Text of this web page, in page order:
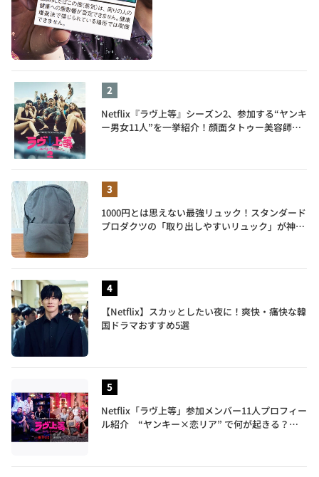
Netflix『ラヴ上等』シーズン2、参加する“ヤンキ
ー男女11人”を一挙紹介！顔面タトゥー美容師、
1000円とは思えない最強リュック！スタンダード
プロダクツの「取り出しやすいリュック」が神す
【Netflix】スカッとしたい夜に！爽快・痛快な韓
国ドラマおすすめ5選
Netflix「ラヴ上等」参加メンバー11人プロフィー
ル紹介 “ヤンキー×恋リア” で何が起きる？地